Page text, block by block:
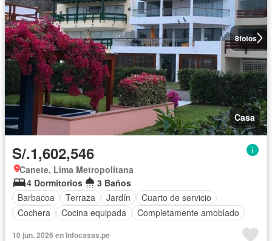
8fotos
Casa
S/.1,602,546
Canete, Lima Metropolitana
4 Dormitorios
3 Baños
Barbacoa
Terraza Jardín
Cuarto de servicio
Cochera
Cocina equipada Completamente amoblado
10 jun. 2026 en Infocasas.pe